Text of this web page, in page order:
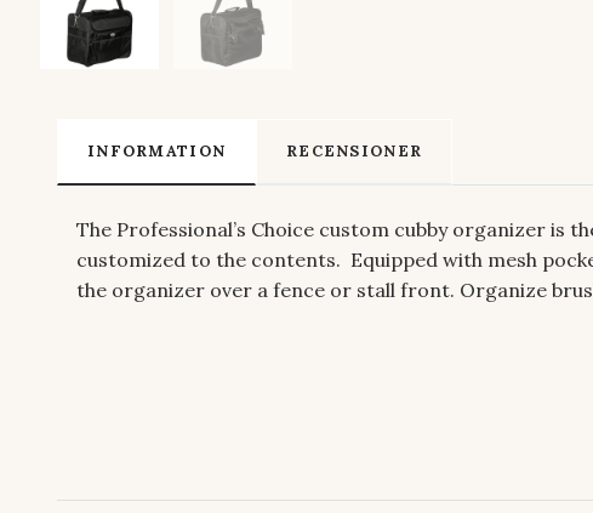
INFORMATION RECENSIONER
The Professional’s Choice custom cubby organizer is
customized to the contents. Equipped with mesh
the organizer over a fence or stall front. Organize